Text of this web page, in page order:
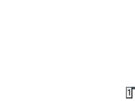
1